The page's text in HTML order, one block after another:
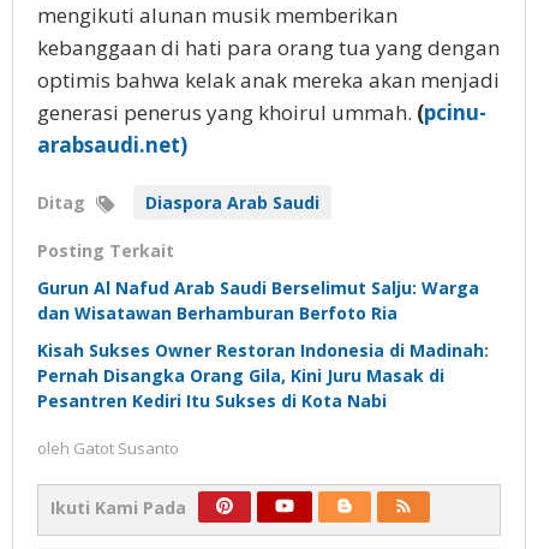
mengikuti alunan musik memberikan
kebanggaan di hati para orang tua yang dengan
optimis bahwa kelak anak mereka akan menjadi
generasi penerus yang khoirul ummah. (pcinu-
arabsaudi.net)
Ditag Diaspora Arab Saudi
Posting Terkait
Gurun Al Nafud Arab Saudi Berselimut Salju: Warga
dan Wisatawan Berhamburan Berfoto Ria
Kisah Sukses Owner Restoran Indonesia di Madinah:
Pernah Disangka Orang Gila, Kini Juru Masak di
Pesantren Kediri Itu Sukses di Kota Nabi
oleh Gatot Susanto
Ikuti Kami Pada